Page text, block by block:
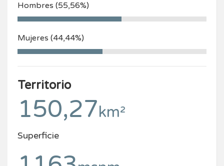
Hombres (55,56%)
Mujeres (44,44%)
Territorio
150,27km²
Superficie